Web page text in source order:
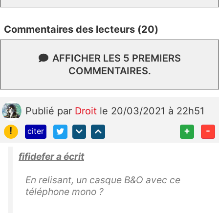
Commentaires des lecteurs (20)
AFFICHER LES 5 PREMIERS
COMMENTAIRES.
Publié par Droit le 20/03/2021 à 22h51
!
citer + -
fifidefer a écrit
En relisant, un casque B&O avec ce
téléphone mono ?